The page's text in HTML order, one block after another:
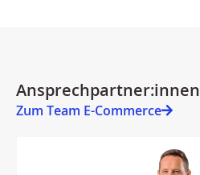
Ansprechpartner:innen
Zum Team E-Commerce